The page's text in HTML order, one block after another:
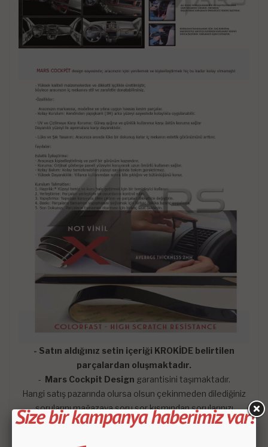
- Satın aldığınız setin içeriği KROKİDE belirtilen
parçalardan oluşmaktadır.
- Mars Cockpit Design garantisini taşımaktadır.
Hangi satış pazarında olursa olsun çekinmeden dilediğiniz
sorularını mağazaya soru sor kısmından sorularınızı
sorabilirsiniz. En kısa zaman da konusunda uzman